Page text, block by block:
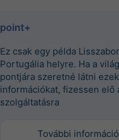
point+
Ez csak egy példa
Portugália helyre. Ha a
pontjára szeretné látni
információkat, fizessen elő
szolgáltatásra
További információ